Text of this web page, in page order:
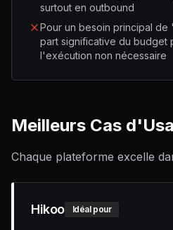
surtout en outbound
Pour un besoin principal de
part significative du budget
l'exécution non nécessaire
Meilleurs Cas
Chaque plateforme excelle
Hikoo Idéal pour